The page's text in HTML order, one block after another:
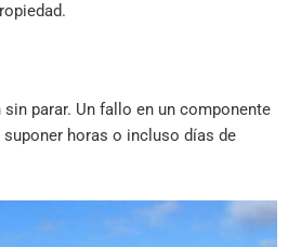
parar. Un fallo en un componente
horas o incluso días de